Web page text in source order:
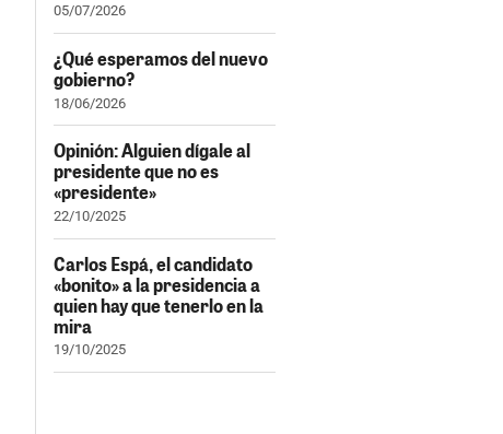
05/07/2026
¿Qué esperamos del nuevo
gobierno?
18/06/2026
Opinión: Alguien dígale al
presidente que no es
«presidente»
22/10/2025
Carlos Espá, el candidato
«bonito» a la presidencia a
quien hay que tenerlo en la
mira
19/10/2025